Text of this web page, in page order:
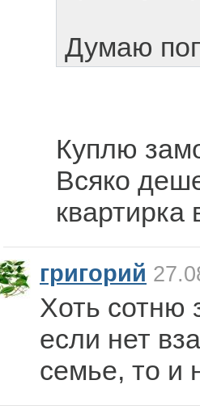
Думаю
Куплю
Всяко
квартирка
григорий
Хоть сотню
если нет
семье, то и